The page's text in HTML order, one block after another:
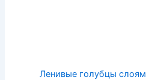
Ленивые голубцы